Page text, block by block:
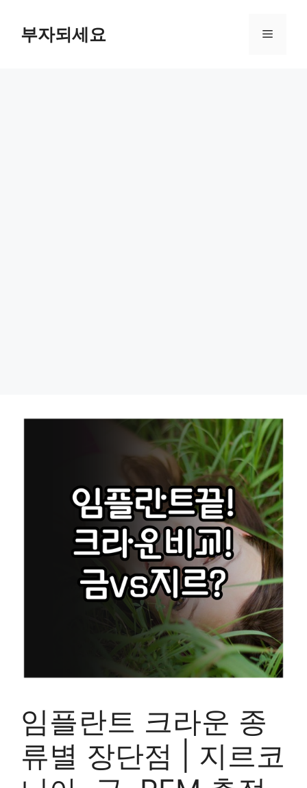
부자되세요 메
임플란트 크라운 종
류별 장단점 | 지르코